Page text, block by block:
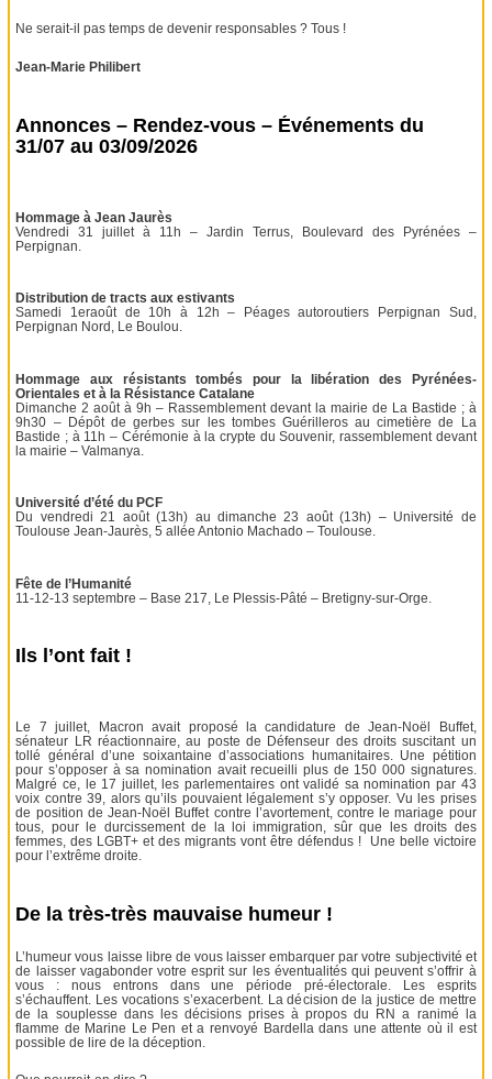
Ne serait-il pas temps de devenir responsables ? Tous !
Jean-Marie Philibert
Annonces – Rendez-vous – Événements du
31/07 au 03/09/2026
Hommage à Jean Jaurès
Vendredi 31 juillet à 11h – Jardin Terrus, Boulevard des Pyrénées –
Perpignan.
Distribution de tracts aux estivants
Samedi 1eraoût de 10h à 12h – Péages autoroutiers Perpignan Sud,
Perpignan Nord, Le Boulou.
Hommage aux résistants tombés pour la libération des Pyrénées-
Orientales et à la Résistance Catalane
Dimanche 2 août à 9h – Rassemblement devant la mairie de La Bastide ; à
9h30 – Dépôt de gerbes sur les tombes Guérilleros au cimetière de La
Bastide ; à 11h – Cérémonie à la crypte du Souvenir, rassemblement devant
la mairie – Valmanya.
Université d’été du PCF
Du vendredi 21 août (13h) au dimanche 23 août (13h) – Université de
Toulouse Jean-Jaurès, 5 allée Antonio Machado – Toulouse.
Fête de l’Humanité
11-12-13 septembre – Base 217, Le Plessis-Pâté – Bretigny-sur-Orge.
Ils l’ont fait !
Le 7 juillet, Macron avait proposé la candidature de Jean-Noël Buffet,
sénateur LR réactionnaire, au poste de Défenseur des droits suscitant un
tollé général d’une soixantaine d’associations humanitaires. Une pétition
pour s’opposer à sa nomination avait recueilli plus de 150 000 signatures.
Malgré ce, le 17 juillet, les parlementaires ont validé sa nomination par 43
voix contre 39, alors qu’ils pouvaient légalement s’y opposer. Vu les prises
de position de Jean-Noël Buffet contre l’avortement, contre le mariage pour
tous, pour le durcissement de la loi immigration, sûr que les droits des
femmes, des LGBT+ et des migrants vont être défendus ! Une belle victoire
pour l’extrême droite.
De la très-très mauvaise humeur !
L’humeur vous laisse libre de vous laisser embarquer par votre subjectivité et
de laisser vagabonder votre esprit sur les éventualités qui peuvent s’offrir à
vous : nous entrons dans une période pré-électorale. Les esprits
s’échauffent. Les vocations s’exacerbent. La décision de la justice de mettre
de la souplesse dans les décisions prises à propos du RN a ranimé la
flamme de Marine Le Pen et a renvoyé Bardella dans une attente où il est
possible de lire de la déception.